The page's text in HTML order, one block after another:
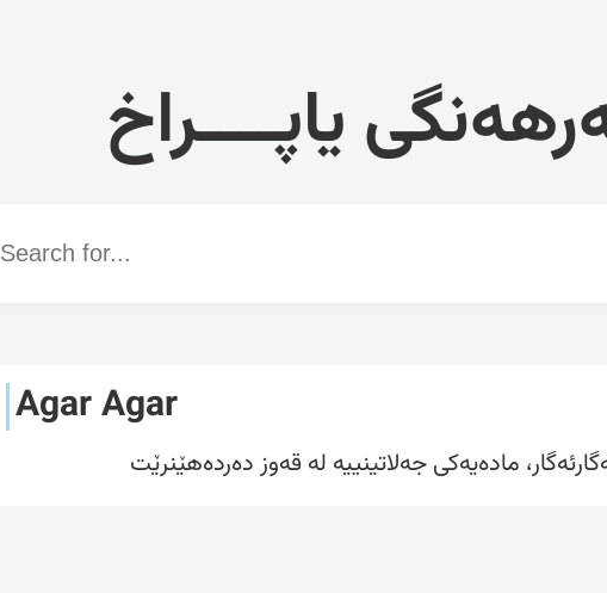
یاپــــراخ
Word
Agar Agar
مادەیەکی جەلاتینییە لە قەوز دەردەهێنرێت